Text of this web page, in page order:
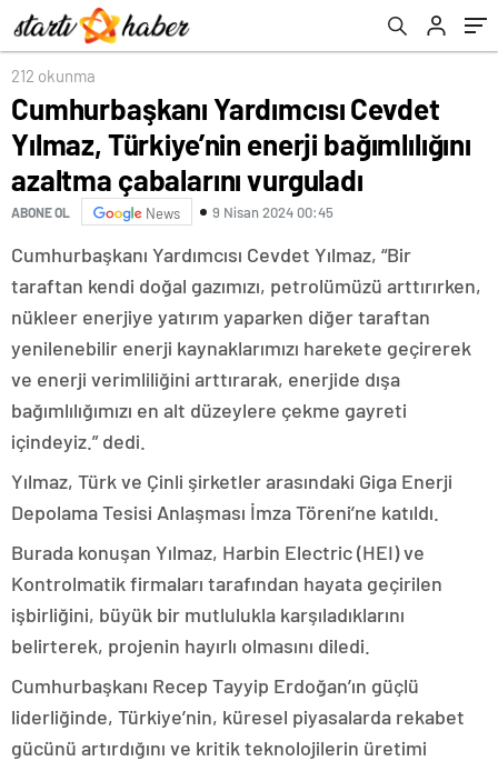
çabalarını vurguladı
212 okunma
Cumhurbaşkanı Yardımcısı Cevdet
Yılmaz, Türkiye’nin enerji bağımlılığını
azaltma çabalarını vurguladı
ABONE OL News 9 Nisan 2024 00:45
Cumhurbaşkanı Yardımcısı Cevdet Yılmaz, “Bir
taraftan kendi doğal gazımızı, petrolümüzü arttırırken,
nükleer enerjiye yatırım yaparken diğer taraftan
yenilenebilir enerji kaynaklarımızı harekete geçirerek
ve enerji verimliliğini arttırarak, enerjide dışa
bağımlılığımızı en alt düzeylere çekme gayreti
içindeyiz.” dedi.
Yılmaz, Türk ve Çinli şirketler arasındaki Giga Enerji
Depolama Tesisi Anlaşması İmza Töreni’ne katıldı.
Burada konuşan Yılmaz, Harbin Electric (HEI) ve
Kontrolmatik firmaları tarafından hayata geçirilen
işbirliğini, büyük bir mutlulukla karşıladıklarını
belirterek, projenin hayırlı olmasını diledi.
Cumhurbaşkanı Recep Tayyip Erdoğan’ın güçlü
liderliğinde, Türkiye’nin, küresel piyasalarda rekabet
gücünü artırdığını ve kritik teknolojilerin üretimi